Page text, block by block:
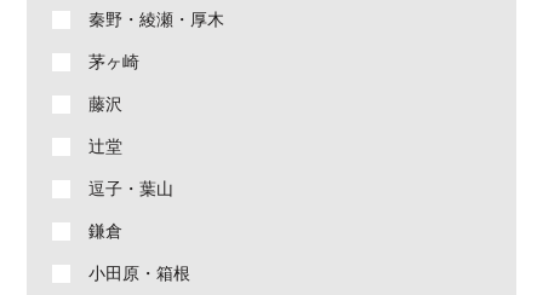
秦野・綾瀬・厚木
茅ヶ崎
藤沢
辻堂
逗子・葉山
鎌倉
小田原・箱根